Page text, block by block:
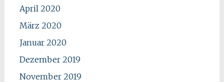
April 2020
März 2020
Januar 2020
Dezember 2019
November 2019